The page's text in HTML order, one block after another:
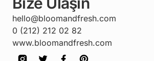
hello@bloomandfresh.com
0 (212) 212 02 82
www.bloomandfresh.com